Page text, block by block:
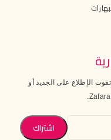
الإطلاع على الجديد أو